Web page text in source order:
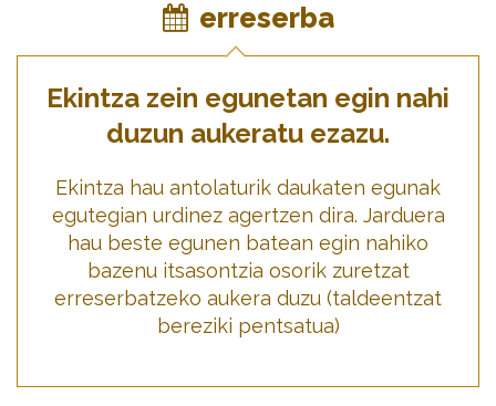
erreserba
Ekintza zein egunetan egin nahi
duzun aukeratu ezazu.
Ekintza hau antolaturik daukaten egunak
egutegian urdinez agertzen dira. Jarduera
hau beste egunen batean egin nahiko
bazenu itsasontzia osorik zuretzat
erreserbatzeko aukera duzu (taldeentzat
bereziki pentsatua)